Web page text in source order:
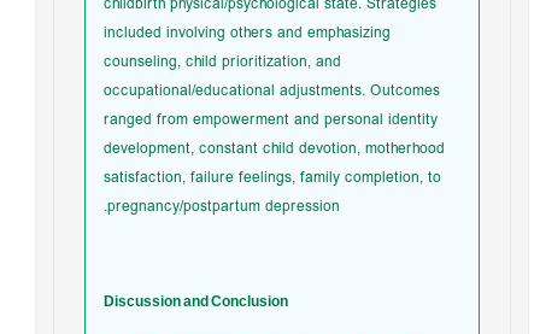
included involving others and emphasizing
counseling, child prioritization, and
occupational/educational adjustments. Outcomes
ranged from empowerment and personal identity
development, constant child devotion, motherhood
satisfaction, failure feelings, family completion, to
pregnancy/postpartum depression.
Discussion and Conclusion